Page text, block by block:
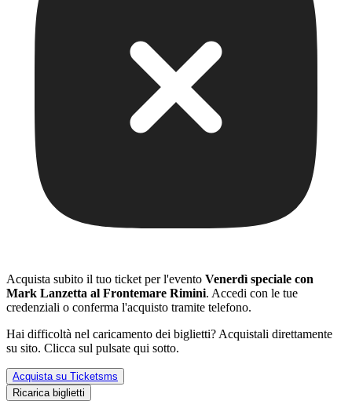
Acquista subito il tuo ticket per l'evento Venerdì speciale con
Mark Lanzetta al Frontemare Rimini. Accedi con le tue
credenziali o conferma l'acquisto tramite telefono.
Hai difficoltà nel caricamento dei biglietti? Acquistali direttamente
su sito. Clicca sul pulsate qui sotto.
Acquista su Ticketsms
Ricarica biglietti